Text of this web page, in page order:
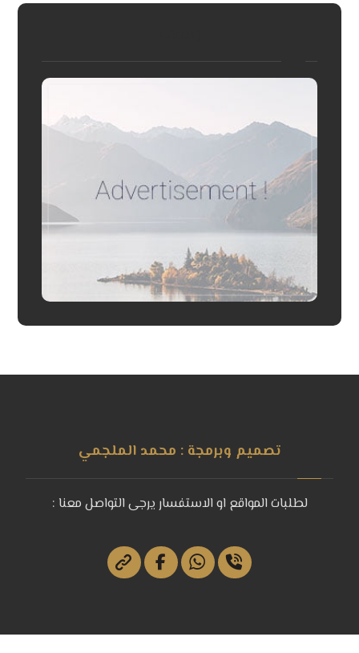
تصميم وبرمجة : محمد الملجمي
لطلبات المواقع او الاستفسار يرجى التواصل معنا :